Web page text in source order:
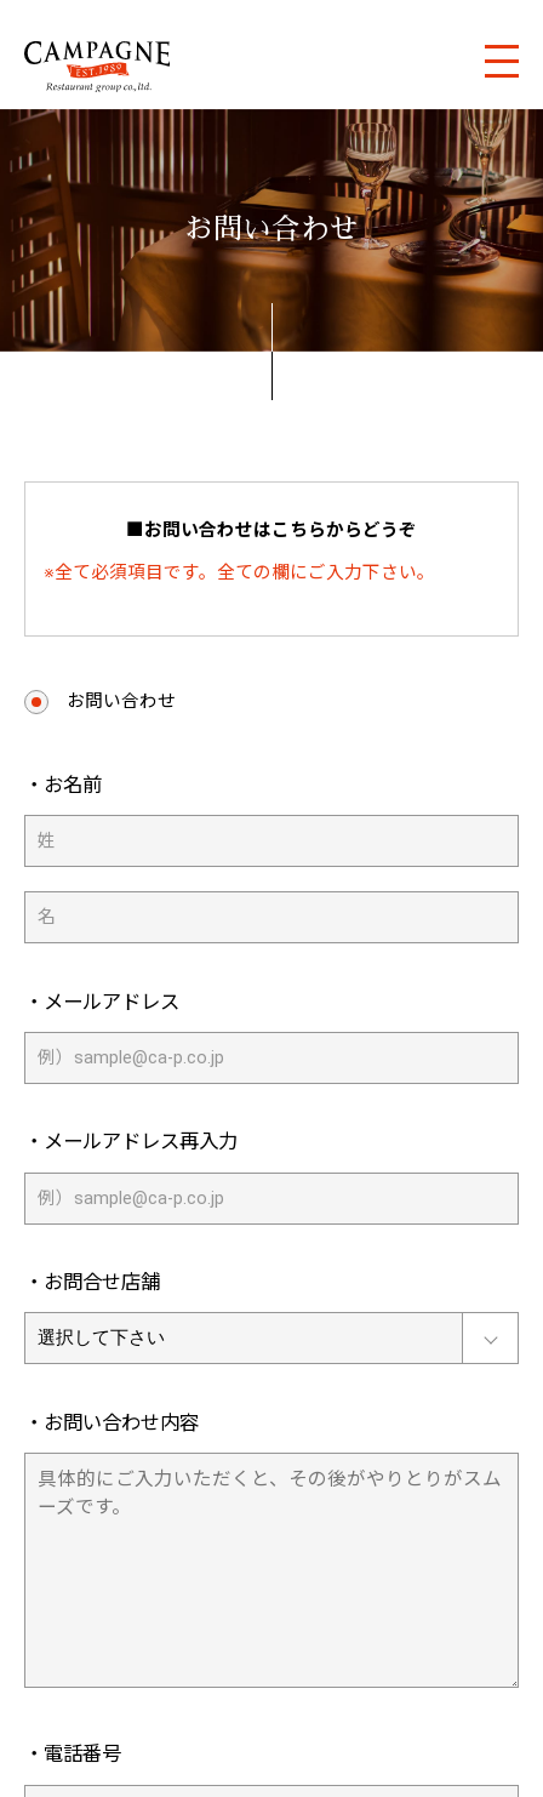
お問い合わせ
■お問い合わせはこちらからどうぞ
※全て必須項目です。全ての欄にご入力下さい。
お問い合わせ
・お名前
・メールアドレス
・メールアドレス再入力
・お問合せ店舗
・お問い合わせ内容
・電話番号